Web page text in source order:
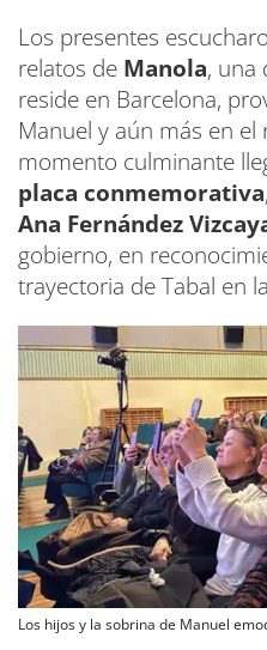
Los presentes
relatos de Manola, una
reside en Barcelona,
Manuel y aún más en el
momento culminante
placa conmemorativa
Ana Fernández
gobierno, en
trayectoria de Tabal en
Los hijos y la sobrina de Manuel